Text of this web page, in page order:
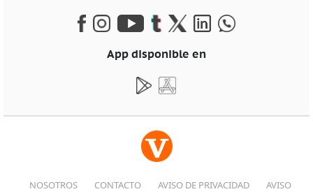
App disponible en
NOSOTROS CONTACTO AVISO DE PRIVACIDAD AVISO